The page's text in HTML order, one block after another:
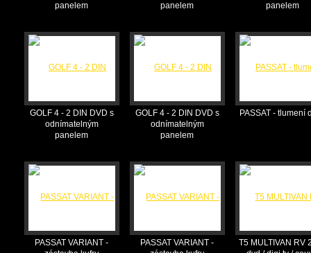
panelem
panelem
panelem
GOLF 4 - 2 DIN DVD s
odnímatelným
panelem
GOLF 4 - 2 DIN DVD s
odnímatelným
panelem
PASSAT - tlumení
PASSAT VARIANT -
PASSAT VARIANT -
T5 MULTIVAN RV